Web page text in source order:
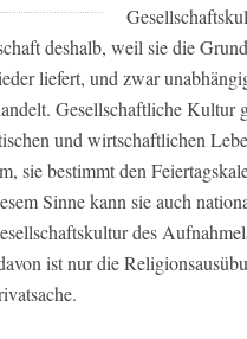
deshalb, weil sie die
liefert, und zwar
Gesellschaftliche Kultur
und wirtschaftlichen
sie bestimmt den
Sinne kann sie auch
des
ist nur die